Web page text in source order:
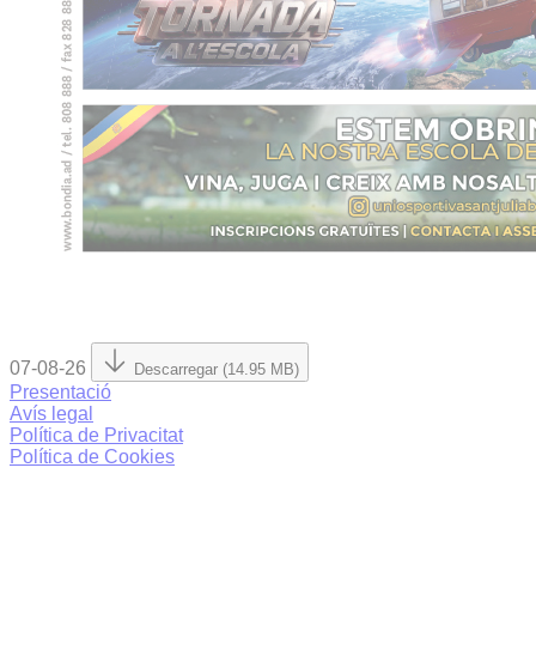
07-08-26 Descarregar (14.95 MB)
Presentació
Avís legal
Política de Privacitat
Política de Cookies